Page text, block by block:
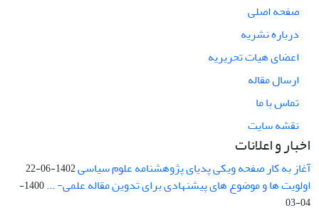
صفحه اصلی
درباره نشریه
اعضای هیات تحریریه
ارسال مقاله
تماس با ما
نقشه سایت
اخبار و اعلانات
آغاز به کار صفحه ویکی پدیای پژوهشنامه علوم سیاسی1402-06-22
اولویت ها و موضوع های پیشنهادی برای تدوین مقاله علمی- ...
1400-
04-03